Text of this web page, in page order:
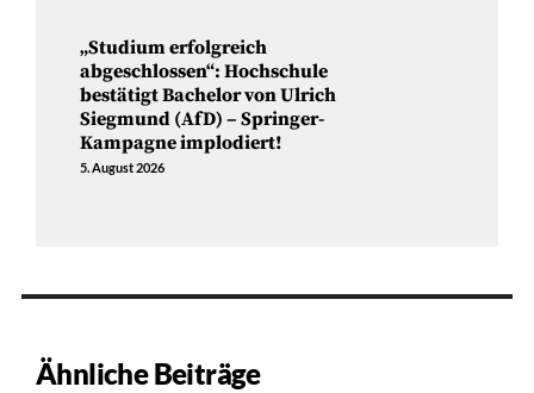
„Studium erfolgreich
abgeschlossen“: Hochschule
bestätigt Bachelor von Ulrich
Siegmund (AfD) – Springer-
Kampagne implodiert!
5. August 2026
Ähnliche Beiträge